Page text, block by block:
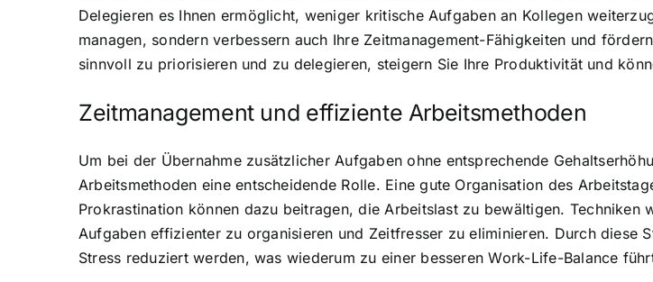
Delegieren es Ihnen ermöglicht, weniger kritische Aufgaben an Kollegen
managen, sondern verbessern auch Ihre Zeitmanagement-Fähigkeiten und
sinnvoll zu priorisieren und zu delegieren, steigern Sie Ihre Produktivität und
Zeitmanagement und effiziente Arbeitsmethoden
Um bei der Übernahme zusätzlicher Aufgaben ohne entsprechende
Arbeitsmethoden eine entscheidende Rolle. Eine gute Organisation des
Prokrastination können dazu beitragen, die Arbeitslast zu bewältigen.
Aufgaben effizienter zu organisieren und Zeitfresser zu eliminieren. Durch diese
Stress reduziert werden, was wiederum zu einer besseren Work-Life-Balance